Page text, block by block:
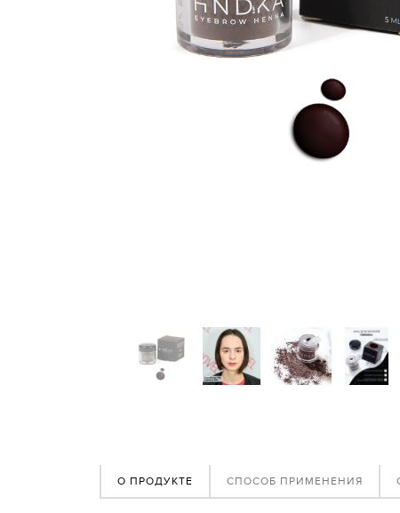
О ПРОДУКТЕ СПОСОБ ПРИМЕНЕНИЯ